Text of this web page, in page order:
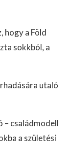
hogy a Föld
sokkból, a
utaló
– családmodell
a születési